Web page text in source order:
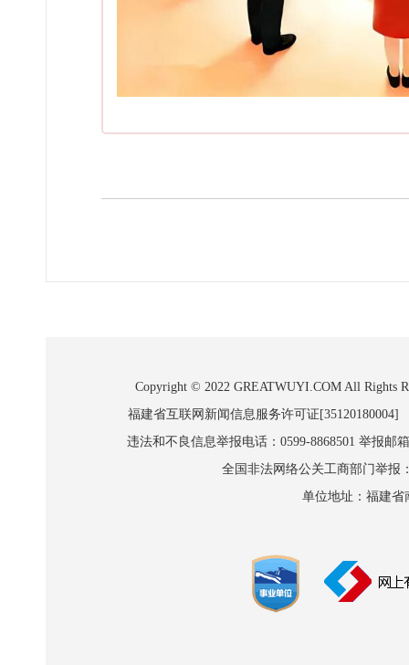
Copyright © 2022 GREATWUYI.COM All Rights
福建省互联网新闻信息服务许可证
违法和不良信息举报电话：0599-8868501 举报邮
全国非法网络公关工商部门举报
单位地址：福建省